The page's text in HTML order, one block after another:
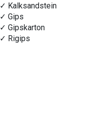
✓ Kalksandstein
✓ Gips
✓ Gipskarton
✓ Rigips